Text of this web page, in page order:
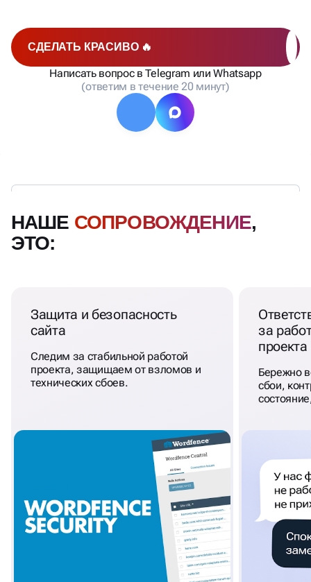
СДЕЛАТЬ КРАСИВО 🔥
Написать вопрос в Telegram или Whatsapp
(ответим в течение 20 минут)
НАШЕ СОПРОВОЖДЕНИЕ,
ЭТО:
Защита и безопасность
сайта
Следим за стабильной работой
проекта, защищаем от взломов и
технических сбоев.
за
проекта
Бережно
сбои,